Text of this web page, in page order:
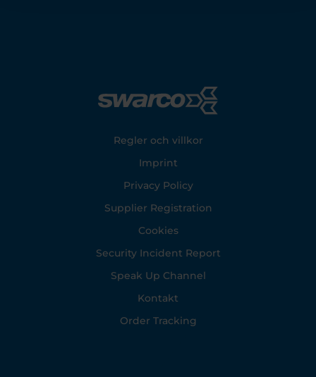
Regler och villkor
Imprint
Privacy Policy
Supplier Registration
Cookies
Security Incident Report
Speak Up Channel
Kontakt
Order Tracking